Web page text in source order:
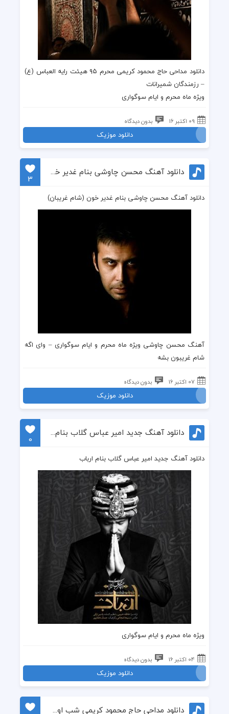
دانلود مداحی حاج محمود کریمی محرم ۹۵
هیئت رایه العباس (ع)
– رزمندگان شمیرانات
ویژه ماه محرم و ایام سوگواری
09 اکتبر 16 بدون دیدگاه
دانلود موزیک
دانلود آهنگ محسن چاوشی بنام غدیر خون (شام غریبان)
3
دانلود آهنگ محسن چاوشی بنام غدیر خون (شام غریبان)
آهنگ محسن چاوشی ویژه ماه محرم و ایام سوگواری – وای اگه
شام غریبون بشه
07 اکتبر 16 بدون دیدگاه
دانلود موزیک
دانلود آهنگ جدید امیر عباس گلاب بنام ارباب
0
دانلود آهنگ جدید امیر عباس گلاب بنام ارباب
ویژه ماه محرم و ایام سوگواری
04 اکتبر 16 بدون دیدگاه
دانلود موزیک
دانلود مداحی حاج محمود کریمی شب اول محرم ۱۳۹۵